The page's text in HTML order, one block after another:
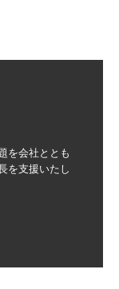
を会社ととも
を支援いたし